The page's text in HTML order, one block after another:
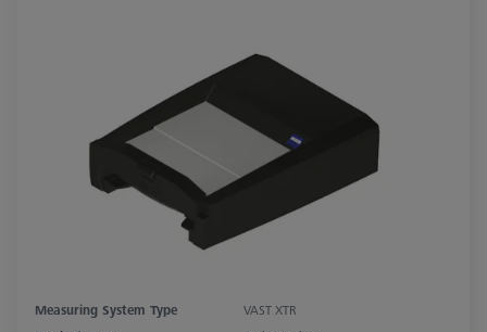
Measuring System Type
VAST XTR